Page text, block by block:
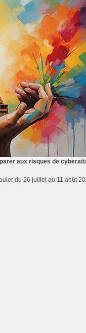
aux risques de
du 26 juillet au 11 août